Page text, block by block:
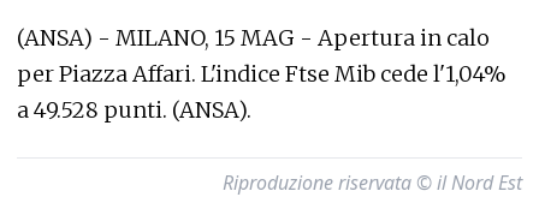
(ANSA) - MILANO, 15 MAG - Apertura in calo
per Piazza Affari. L'indice Ftse Mib cede l'1,04%
a 49.528 punti. (ANSA).
Riproduzione riservata © il Nord Est